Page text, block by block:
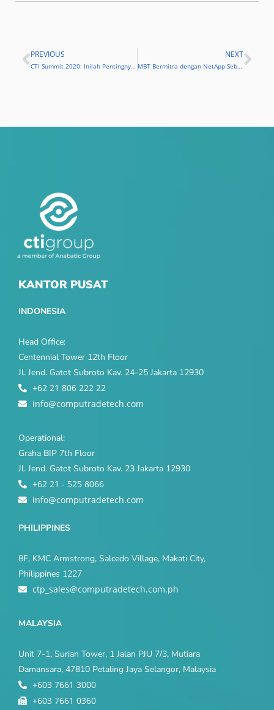
Prev
PREVIOUS
CTI Summit 2020: Inilah Pentingnya Bersaing di Era Platform Economy
NEXT
MBT Bermitra dengan NetApp Sebagai Distributor Resmi Indonesia
KANTOR PUSAT
INDONESIA
Head Office:
Centennial Tower 12th Floor
Jl. Jend. Gatot Subroto Kav. 24-25 Jakarta 12930
+62 21 806 222 22
info@computradetech.com
Operational:
Graha BIP 7th Floor
Jl. Jend. Gatot Subroto Kav. 23 Jakarta 12930
+62 21 - 525 8066
info@computradetech.com
PHILIPPINES
8F, KMC Armstrong, Salcedo Village, Makati City,
Philippines 1227
ctp_sales@computradetech.com.ph
MALAYSIA
Unit 7-1, Surian Tower, 1 Jalan PJU 7/3, Mutiara
Damansara, 47810 Petaling Jaya Selangor, Malaysia
+603 7661 3000
+603 7661 0360